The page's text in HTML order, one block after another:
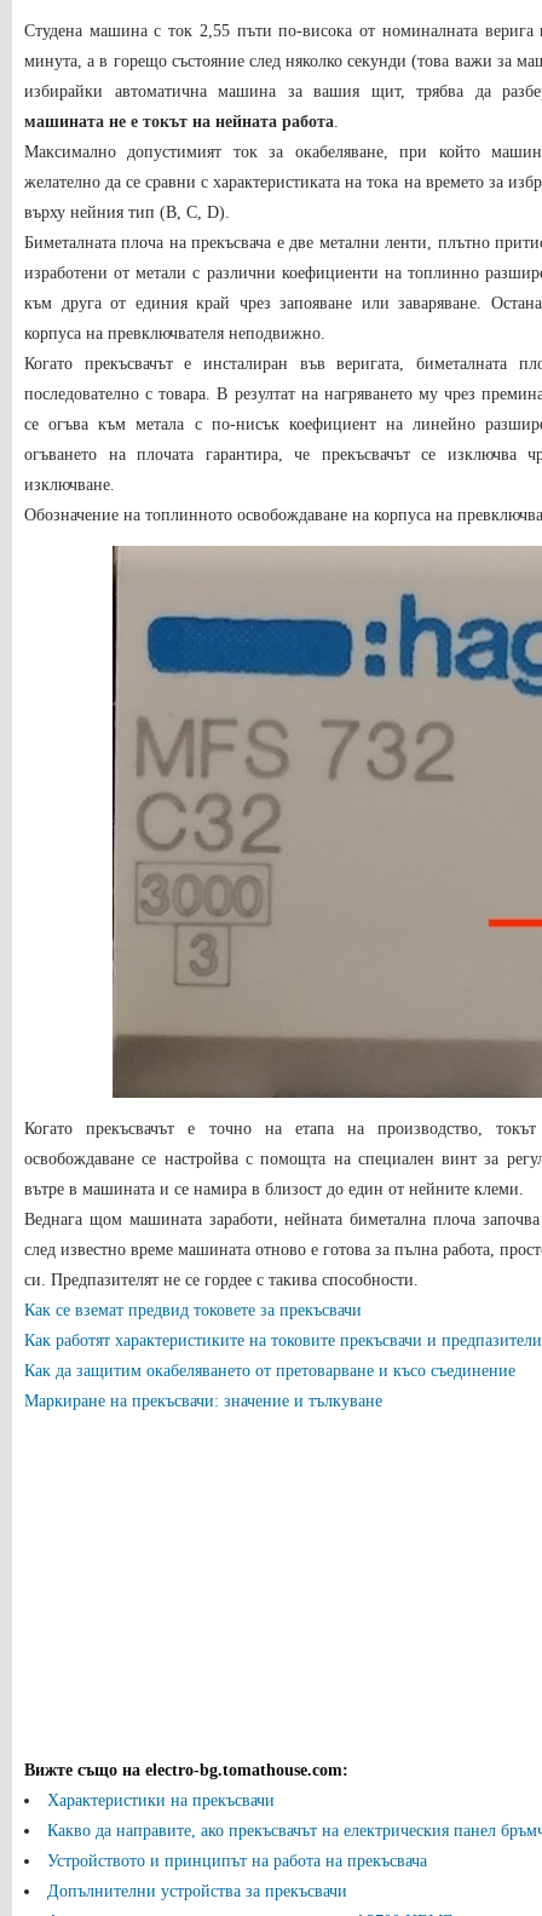
Студена машина с ток 2,55 пъти по-висока от номиналната
минута, а в горещо състояние след няколко секунди (това важи за
избирайки автоматична машина за вашия щит, трябва да
машината не е токът на нейната работа.
Максимално допустимият ток за окабеляване, при който
желателно да се сравни с характеристиката на тока на времето за
върху нейния тип (B, C, D).
Биметалната плоча на прекъсвача е две метални ленти, плътно
изработени от метали с различни коефициенти на топлинно
към друга от единия край чрез запояване или заваряване.
корпуса на превключвателя неподвижно.
Когато прекъсвачът е инсталиран във веригата, биметалната
последователно с товара. В резултат на нагряването му чрез
се огъва към метала с по-нисък коефициент на линейно
огъването на плочата гарантира, че прекъсвачът се изключва
изключване.
Обозначение на топлинното освобождаване на корпуса на
Когато прекъсвачът е точно на етапа на производство,
освобождаване се настройва с помощта на специален винт за
вътре в машината и се намира в близост до един от нейните клеми.
Веднага щом машината заработи, нейната биметална плоча
след известно време машината отново е готова за пълна работа,
си. Предпазителят не се гордее с такива способности.
Как се вземат предвид токовете за прекъсвачи
Как работят характеристиките на токовите прекъсвачи и предпазители
Как да защитим окабеляването от претоварване и късо съединение
Маркиране на прекъсвачи: значение и тълкуване
Вижте също на electro-bg.tomathouse.com:
Характеристики на прекъсвачи
Какво да направите, ако прекъсвачът на електрическия панел
Устройството и принципът на работа на прекъсвача
Допълнителни устройства за прекъсвачи